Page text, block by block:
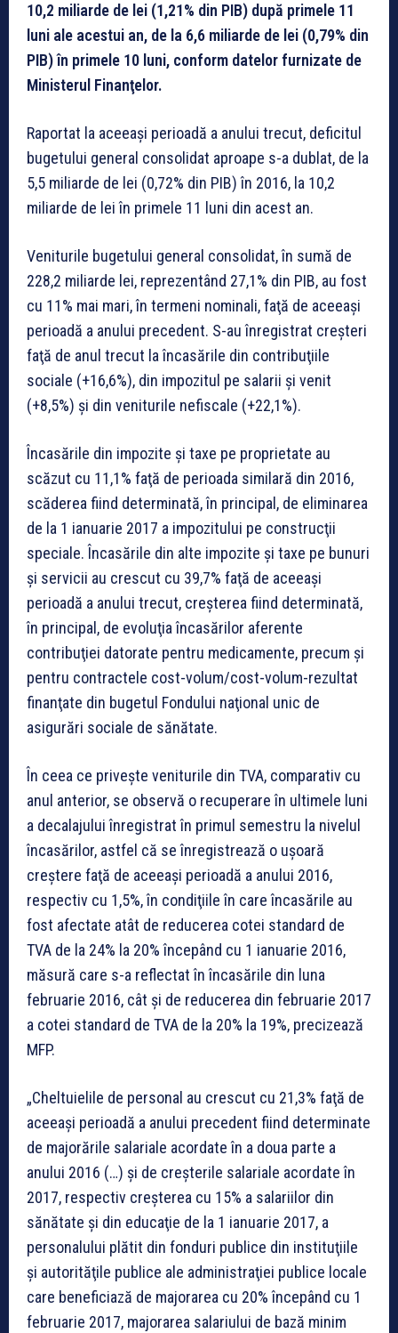
10,2 miliarde de lei (1,21% din PIB) după primele 11
luni ale acestui an, de la 6,6 miliarde de lei (0,79% din
PIB) în primele 10 luni, conform datelor furnizate de
Ministerul Finanţelor.
Raportat la aceeași perioadă a anului trecut, deficitul
bugetului general consolidat aproape s-a dublat, de la
5,5 miliarde de lei (0,72% din PIB) în 2016, la 10,2
miliarde de lei în primele 11 luni din acest an.
Veniturile bugetului general consolidat, în sumă de
228,2 miliarde lei, reprezentând 27,1% din PIB, au fost
cu 11% mai mari, în termeni nominali, faţă de aceeaşi
perioadă a anului precedent. S-au înregistrat creşteri
faţă de anul trecut la încasările din contribuţiile
sociale (+16,6%), din impozitul pe salarii şi venit
(+8,5%) şi din veniturile nefiscale (+22,1%).
Încasările din impozite şi taxe pe proprietate au
scăzut cu 11,1% faţă de perioada similară din 2016,
scăderea fiind determinată, în principal, de eliminarea
de la 1 ianuarie 2017 a impozitului pe construcţii
speciale. Încasările din alte impozite şi taxe pe bunuri
şi servicii au crescut cu 39,7% faţă de aceeaşi
perioadă a anului trecut, creşterea fiind determinată,
în principal, de evoluţia încasărilor aferente
contribuţiei datorate pentru medicamente, precum şi
pentru contractele cost-volum/cost-volum-rezultat
finanţate din bugetul Fondului naţional unic de
asigurări sociale de sănătate.
În ceea ce priveşte veniturile din TVA, comparativ cu
anul anterior, se observă o recuperare în ultimele luni
a decalajului înregistrat în primul semestru la nivelul
încasărilor, astfel că se înregistrează o uşoară
creştere faţă de aceeaşi perioadă a anului 2016,
respectiv cu 1,5%, în condiţiile în care încasările au
fost afectate atât de reducerea cotei standard de
TVA de la 24% la 20% începând cu 1 ianuarie 2016,
măsură care s-a reflectat în încasările din luna
februarie 2016, cât şi de reducerea din februarie 2017
a cotei standard de TVA de la 20% la 19%, precizează
MFP.
„Cheltuielile de personal au crescut cu 21,3% faţă de
aceeaşi perioadă a anului precedent fiind determinate
de majorările salariale acordate în a doua parte a
anului 2016 (…) şi de creşterile salariale acordate în
2017, respectiv creşterea cu 15% a salariilor din
sănătate şi din educaţie de la 1 ianuarie 2017, a
personalului plătit din fonduri publice din instituţiile
şi autorităţile publice ale administraţiei publice locale
care beneficiază de majorarea cu 20% începând cu 1
februarie 2017, majorarea salariului de bază minim